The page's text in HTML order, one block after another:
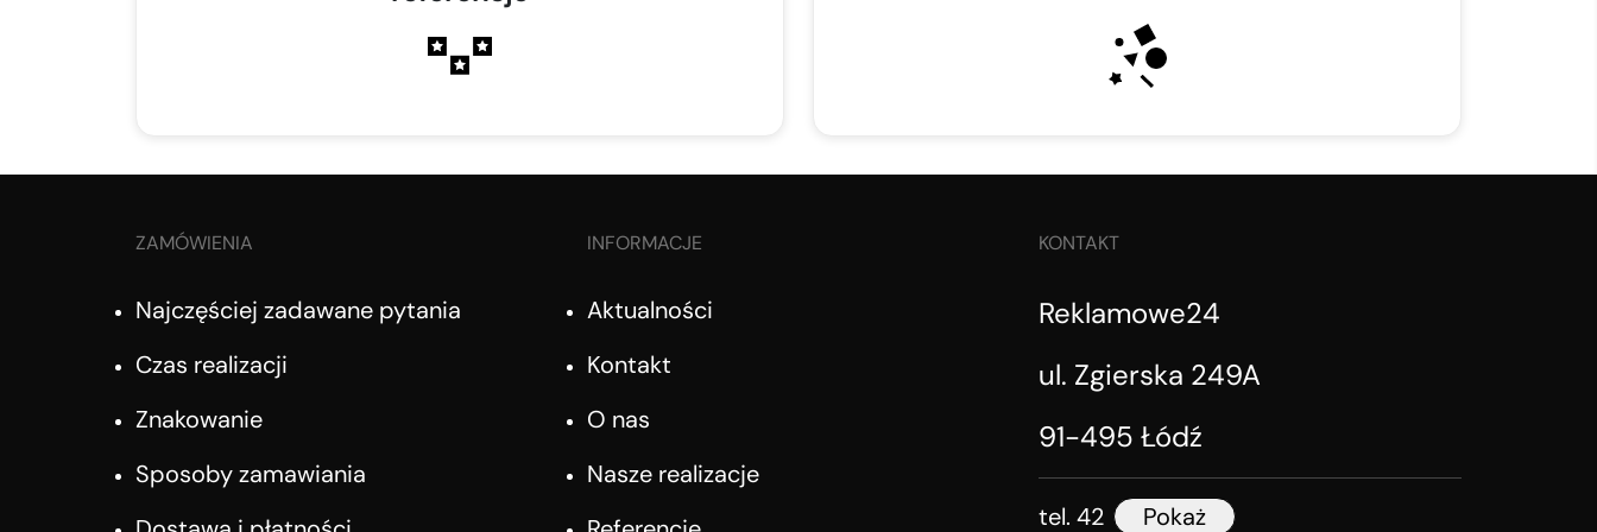
ZAMÓWIENIA
Najczęściej zadawane pytania
Czas realizacji
Znakowanie
Sposoby zamawiania
INFORMACJE
Aktualności
Kontakt
O nas
Nasze realizacje
KONTAKT
Reklamowe24
ul. Zgierska 249A
91-495 Łódź
tel. 42 Pokaż